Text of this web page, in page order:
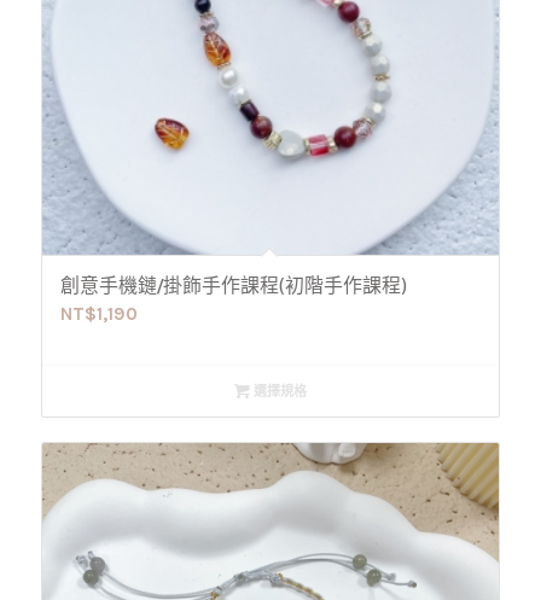
創意手機鏈/掛飾手作課程(初階手作課程)
NT$1,190
選擇規格